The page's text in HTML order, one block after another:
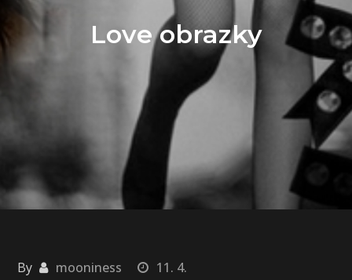
Love obrazky
By mooniness
11. 4.